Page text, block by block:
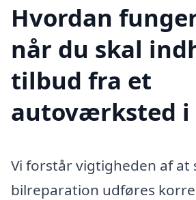
Hvordan
når du skal
tilbud fra et
autoværksted i
Vi forstår vigtigheden af at
bilreparation udføres